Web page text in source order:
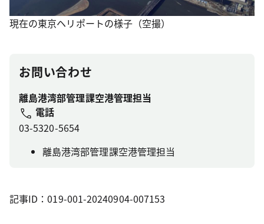
現在の東京ヘリポートの様子（空撮）
お問い合わせ
離島港湾部管理課空港管理担当
電話
03-5320-5654
離島港湾部管理課空港管理担当
記事ID：019-001-20240904-007153